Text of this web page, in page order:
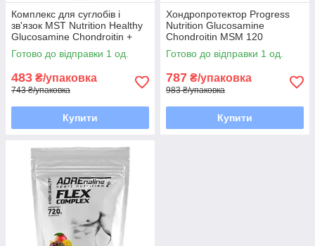
Комплекс для суглобів і
зв'язок MST Nutrition Healthy
Glucosamine Chondroitin +
MSM 60 таблеток EXP 3/26
року включно
Готово до відправки 1 од.
483 ₴/упаковка
743 ₴/упаковка
Купити
Хондропротектор Progress
Nutrition Glucosamine
Chondroitin MSM 120
таблеток EXP 7/26 року
включно
Готово до відправки 1 од.
787 ₴/упаковка
983 ₴/упаковка
Купити